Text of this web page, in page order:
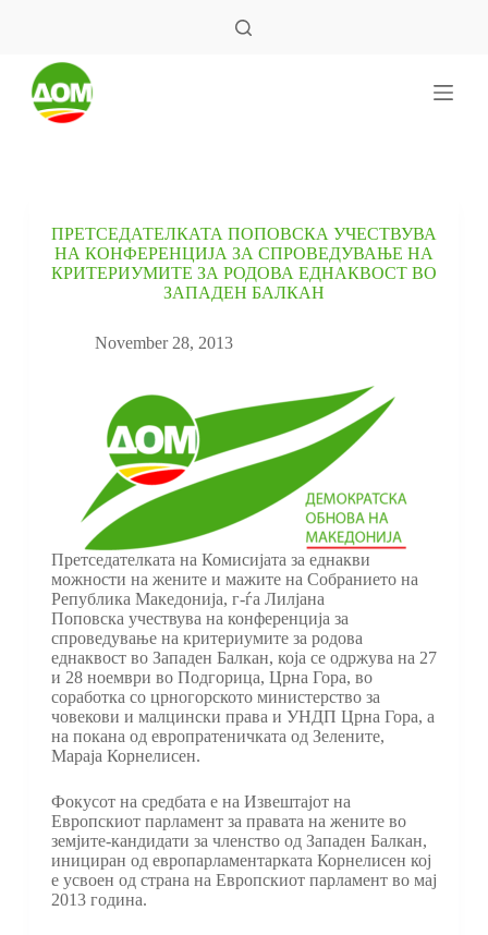
ПРЕТСЕДАТЕЛКАТА ПОПОВСКА УЧЕСТВУВА
НА КОНФЕРЕНЦИЈА ЗА СПРОВЕДУВАЊЕ НА
КРИТЕРИУМИТЕ ЗА РОДОВА ЕДНАКВОСТ ВО
ЗАПАДЕН БАЛКАН
November 28, 2013
Претседателката на Комисијата за еднакви
можности на жените и мажите на Собранието на
Република Македонија, г-ѓа Лилјана
Поповска учествува на конференција за
спроведување на критериумите за родова
еднаквост во Западен Балкан, која се одржува на 27
и 28 ноември во Подгорица, Црна Гора, во
соработка со црногорското министерство за
човекови и малцински права и УНДП Црна Гора, а
на покана од европратеничката од Зелените,
Мараја Корнелисен.
Фокусот на средбата е на Извештајот на
Европскиот парламент за правата на жените во
земјите-кандидати за членство од Западен Балкан,
инициран од европарламентарката Корнелисен кој
е усвоен од страна на Европскиот парламент во мај
2013 година.